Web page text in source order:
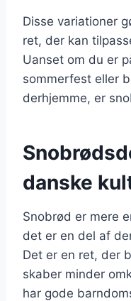
Disse variationer
ret, der kan
Uanset om du er
sommerfest eller
derhjemme, er
danske
Snobrød er mere
det er en del af
Det er en ret, der
skaber minder
har gode